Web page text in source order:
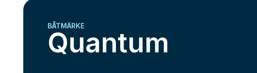
BÅTMÄRKE
Quantum